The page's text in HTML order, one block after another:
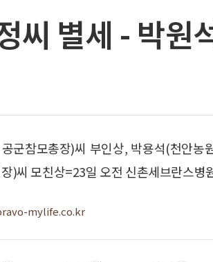
씨 별세 - 박원
참모총장)씨 부인상, 박용석(천안농
)씨 모친상=23일 오전 신촌세브란스
mylife.co.kr